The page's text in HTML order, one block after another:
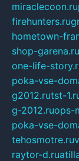
miraclecoon.ru
firehunters.ru
hometown-
shop-garena.ru
one-life-
poka-vse-
g2012.rutst-
g-2012.ruops-
poka-vse-
tehosmotre.ru
raytor-d.ru